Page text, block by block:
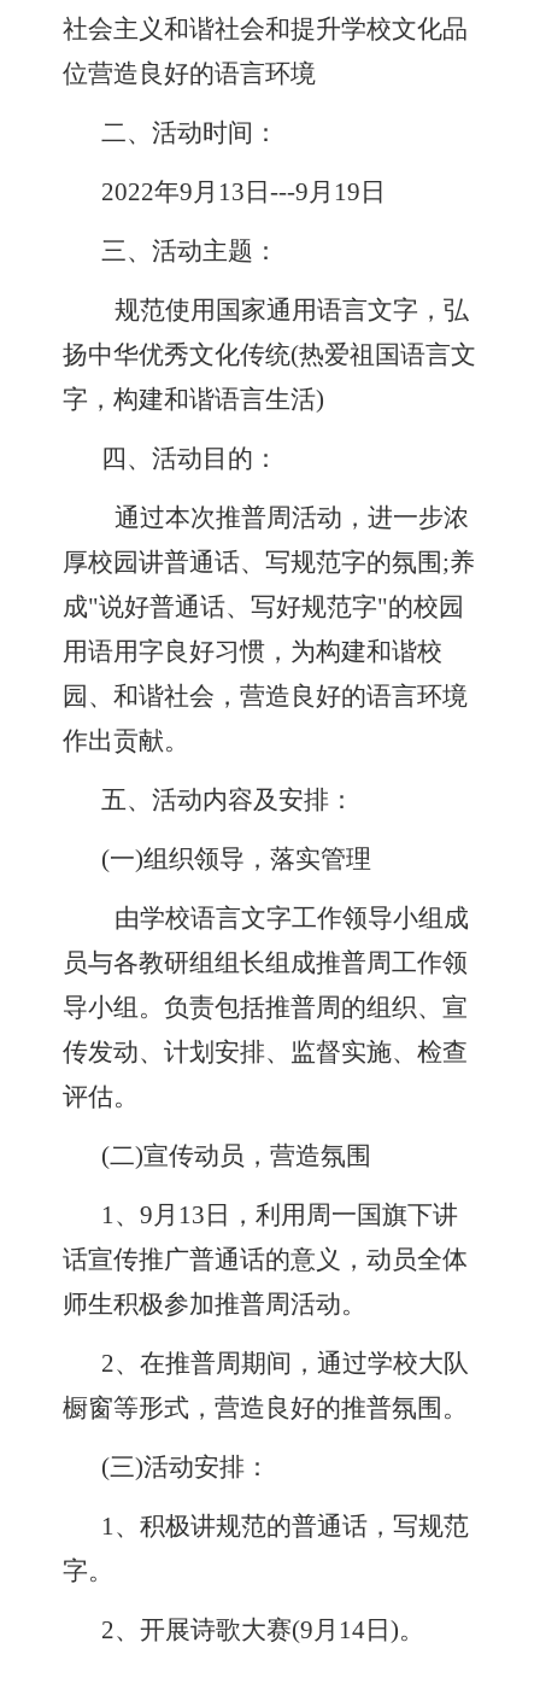
社会主义和谐社会和提升学校文化品
位营造良好的语言环境
二、活动时间：
2022年9月 13 日 ---9月 19 日
三、活动主题：
规范使用国家通用语言文字，弘
扬中华优秀文化传统(热爱祖国语言文
字，构建和谐语言生活)
四、活动目的：
通过本次推普周活动，进一步浓
厚校园讲普通话、写规范字的氛围;养
成"说好普通话、写好规范字"的校园
用语用字良好习惯，为构建和谐校
园、和谐社会，营造良好的语言环境
作出贡献。
五、活动内容及安排：
(一)组织领导，落实管理
由学校语言文字工作领导小组成
员与各教研组组长组成推普周工作领
导小组。负责包括推普周的组织、宣
传发动、计划安排、监督实施、检查
评估。
(二)宣传动员，营造氛围
1、 9月 13 日，利用周一国旗下讲
话宣传推广普通话的意义，动员全体
师生积极参加推普周活动。
2、在推普周期间，通过学校大队
橱窗等形式，营造良好的推普氛围。
(三)活动安排：
1、积极讲规范的普通话，写规范
字。
2、开展诗歌大赛(9月 14日 )。